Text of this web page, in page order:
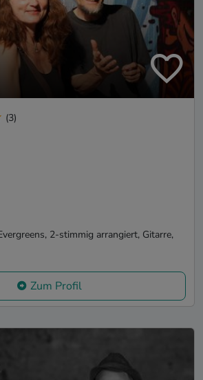
(3)
2-stimmig arrangiert, Gitarre,
Zum Profil